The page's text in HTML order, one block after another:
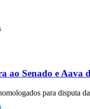
ao Senado e Aava
para disputa